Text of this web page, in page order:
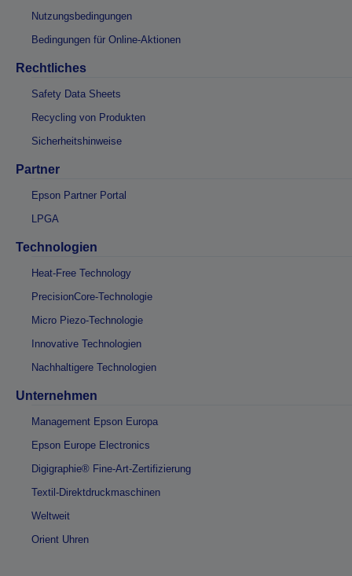
Nutzungsbedingungen
Bedingungen für Online-Aktionen
Rechtliches
Safety Data Sheets
Recycling von Produkten
Sicherheitshinweise
Partner
Epson Partner Portal
LPGA
Technologien
Heat-Free Technology
PrecisionCore-Technologie
Micro Piezo-Technologie
Innovative Technologien
Nachhaltigere Technologien
Unternehmen
Management Epson Europa
Epson Europe Electronics
Digigraphie® Fine-Art-Zertifizierung
Textil-Direktdruckmaschinen
Weltweit
Orient Uhren